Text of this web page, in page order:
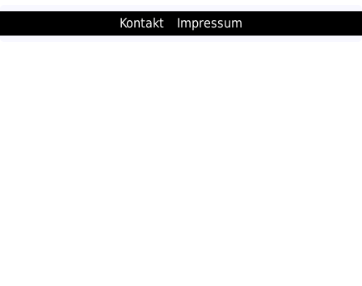
Kontakt Impressum